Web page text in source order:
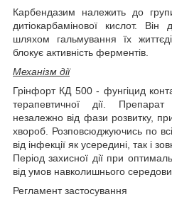
Карбендазим належить до
дитіокарбамінової кислот. Він
шляхом гальмування їх
блокує активність ферментів.
Механізм дії
Грінфорт КД 500 - фунгіцид
терапевтичної дії.
незалежно від фази розвитку,
хвороб. Розповсюджуючись по
від інфекції як усередині, так і
Період захисної дії при
від умов навколишнього
Регламент застосування